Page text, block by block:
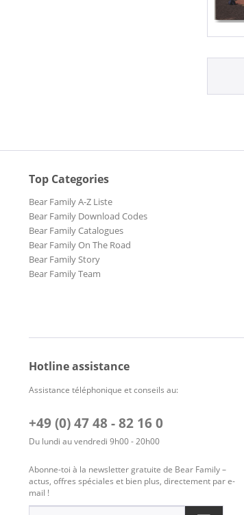
Top Categories
Bear Family A-Z Liste
Bear Family Download Codes
Bear Family Catalogues
Bear Family On The Road
Bear Family Story
Bear Family Team
Hotline assistance
Assistance téléphonique et conseils au:
+49 (0) 47 48 - 82 16 0
Du lundi au vendredi 9h00 - 20h00
Abonne-toi à la newsletter gratuite de Bear Family –
actus, offres spéciales et bien plus, directement par e-
mail !